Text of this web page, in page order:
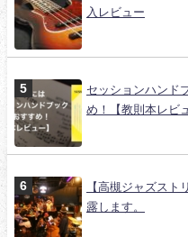
入レビュー
セッションハンド
め！【教則本レビ
【高槻ジャズスト
露します。